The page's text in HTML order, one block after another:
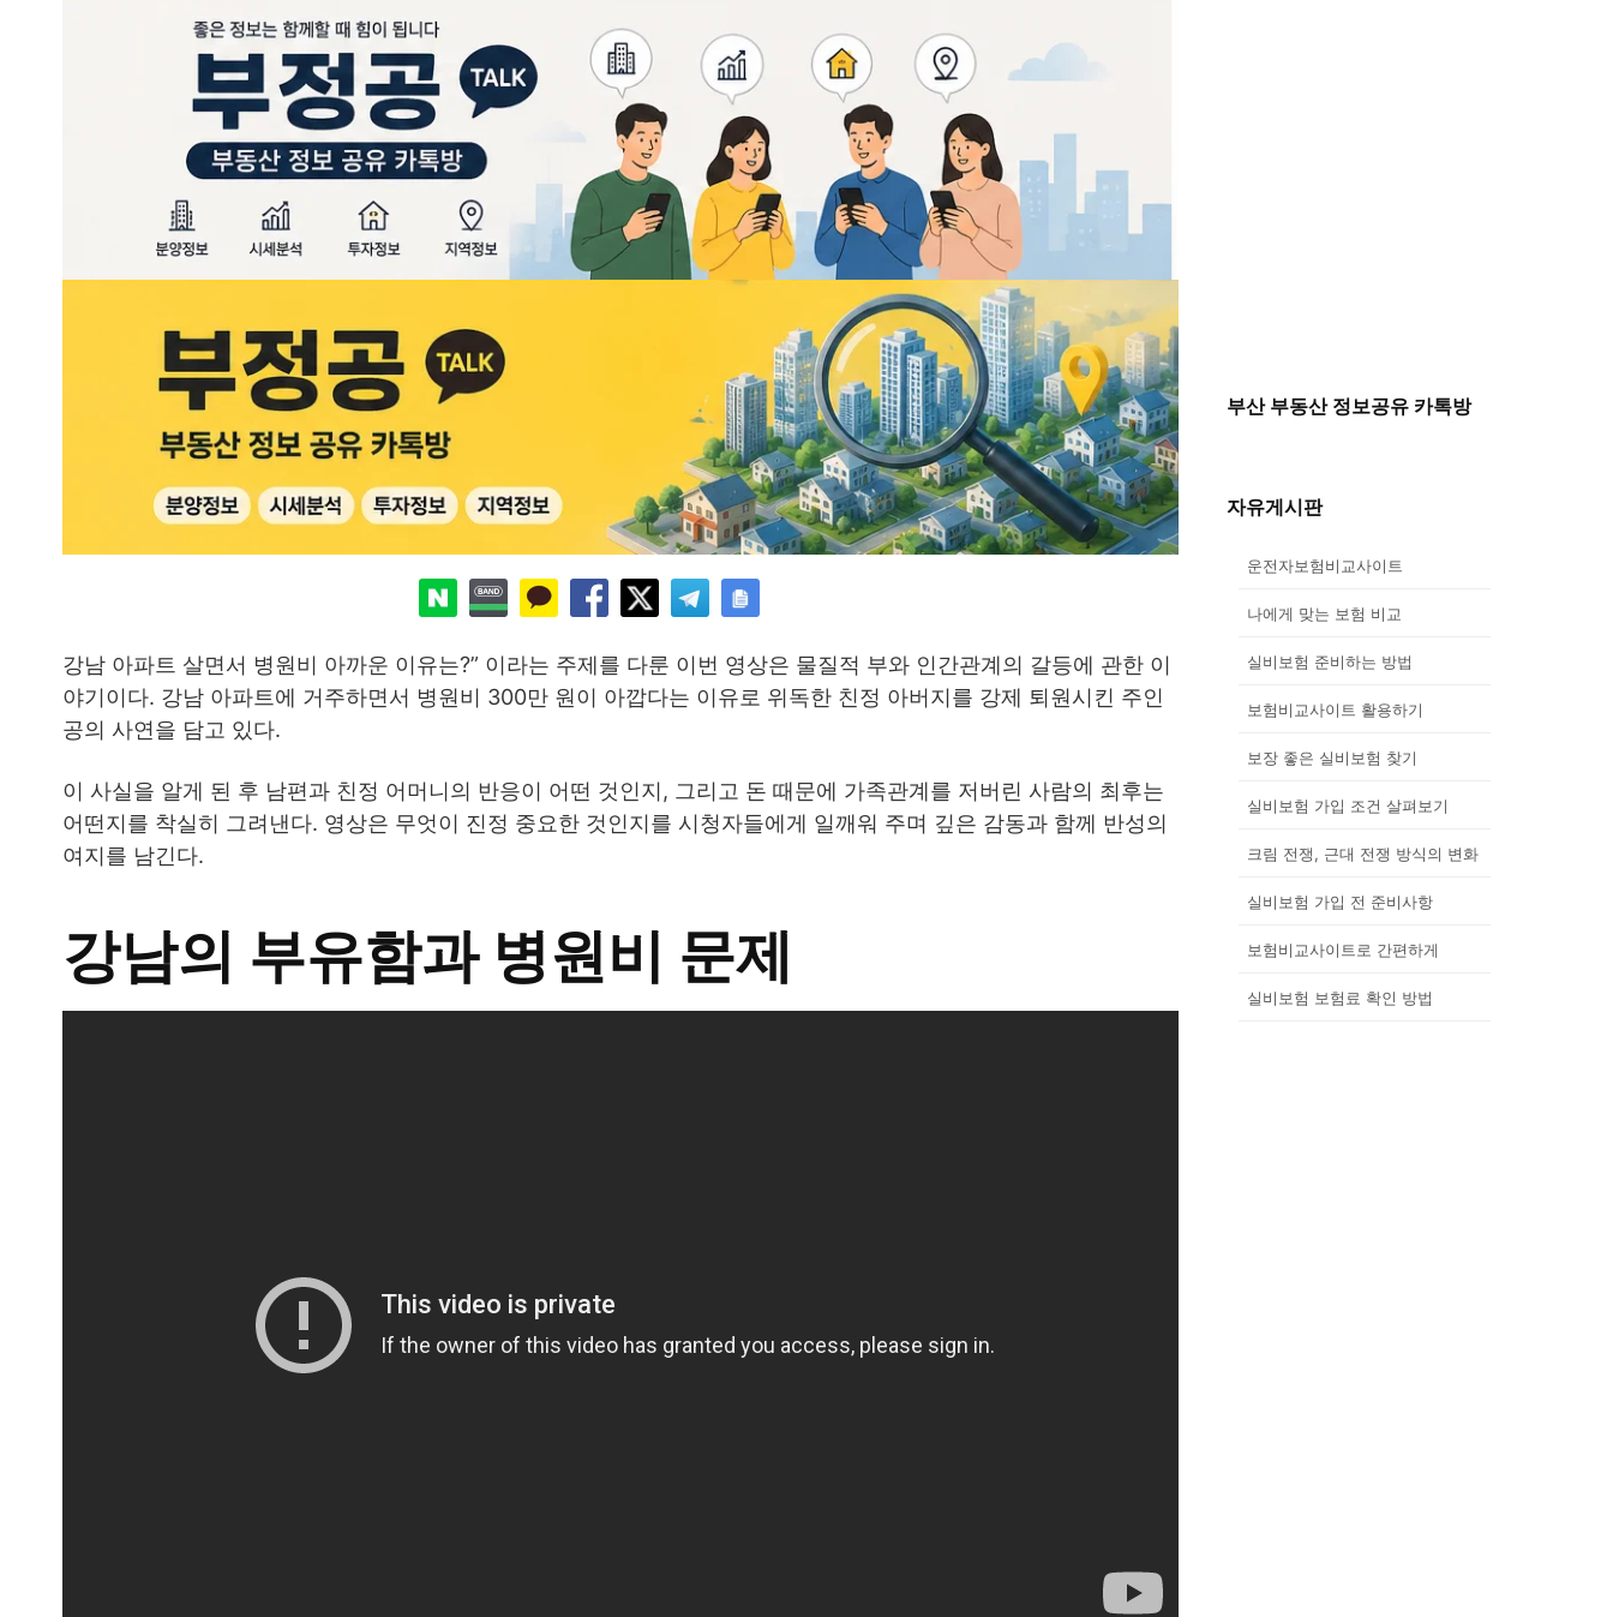
강남 아파트 살면서 병원비 아까운 이유는?” 이라는 주제를 다룬 이번 영상은 물질적 부와 인간관계의 갈등에 관한 이
야기이다. 강남 아파트에 거주하면서 병원비 300만 원이 아깝다는 이유로 위독한 친정 아버지를 강제 퇴원시킨 주인
공의 사연을 담고 있다.
이 사실을 알게 된 후 남편과 친정 어머니의 반응이 어떤 것인지, 그리고 돈 때문에 가족관계를 저버린 사람의 최후는
어떤지를 착실히 그려낸다. 영상은 무엇이 진정 중요한 것인지를 시청자들에게 일깨워 주며 깊은 감동과 함께 반성의
여지를 남긴다.
강남의 부유함과 병원비 문제
부산 부동산 정보공유 카톡방
자유게시판
운전자보험비교사이트
나에게 맞는 보험 비교
실비보험 준비하는 방법
보험비교사이트 활용하기
보장 좋은 실비보험 찾기
실비보험 가입 조건 살펴보기
크림 전쟁, 근대 전쟁 방식의 변화
실비보험 가입 전 준비사항
보험비교사이트로 간편하게
실비보험 보험료 확인 방법